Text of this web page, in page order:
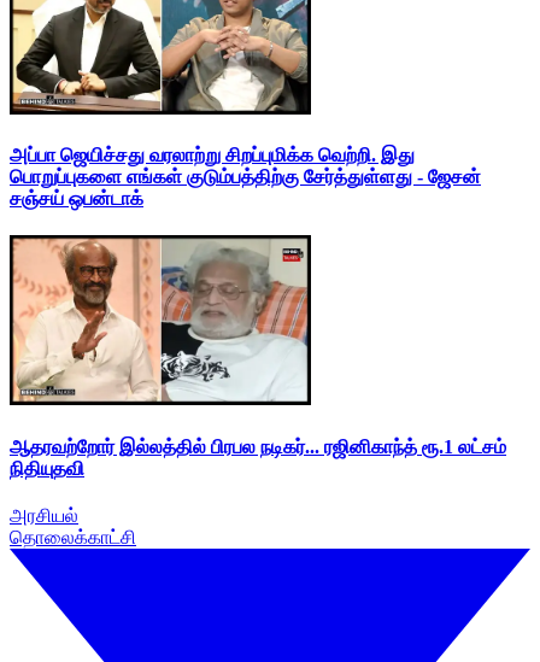
அப்பா ஜெயிச்சது வரலாற்று சிறப்புமிக்க வெற்றி. இது
பொறுப்புகளை எங்கள் குடும்பத்திற்கு சேர்த்துள்ளது - ஜேசன்
சஞ்சய் ஒபன்டாக்
ஆதரவற்றோர் இல்லத்தில் பிரபல நடிகர்... ரஜினிகாந்த் ரூ.1 லட்சம்
நிதியுதவி
அரசியல்
தொலைக்காட்சி